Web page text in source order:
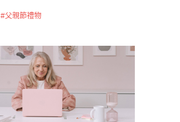
#父親節禮物